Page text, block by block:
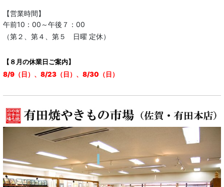
【営業時間】
午前10：00～午後７：00
（第２、第４、第５ 日曜 定休）
【８月の休業日ご案内】
8/9（日）、8/23（日）、8/30（日）